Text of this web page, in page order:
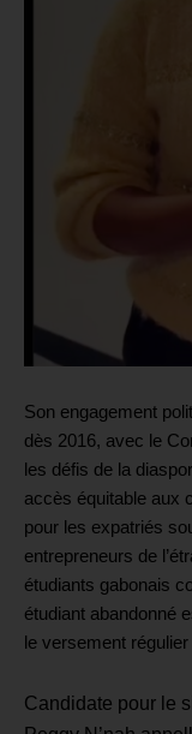
Son engagement
dès 2016, avec le
les défis de la
accès équitable aux
pour les expatriés
entrepreneurs de
étudiants gabonais
étudiant abandonné
le versement
Candidate pour le